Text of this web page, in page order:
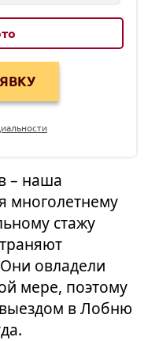
– наша
многолетнему
стажу
овладели
мере, поэтому
в Лобню